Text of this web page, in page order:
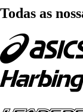
Todas as